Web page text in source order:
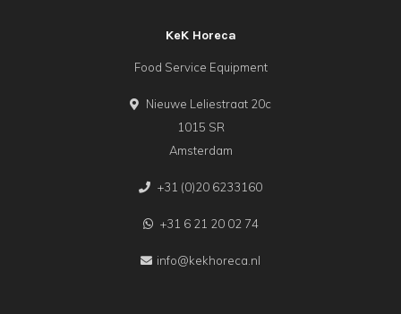
KeK Horeca
Food Service Equipment
Nieuwe Leliestraat 20c
1015 SR
Amsterdam
+31 (0)20 6233160
+31 6 21 20 02 74
info@kekhoreca.nl